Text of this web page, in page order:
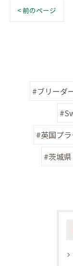
< 前のページ
#ブリーダ
#英国プ
#茨城県